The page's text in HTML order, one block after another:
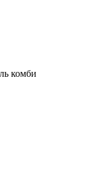
комби